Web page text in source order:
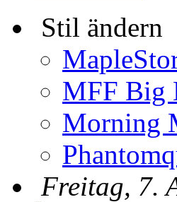
Stil ändern
MFF Big
Morning
Freitag, 7.